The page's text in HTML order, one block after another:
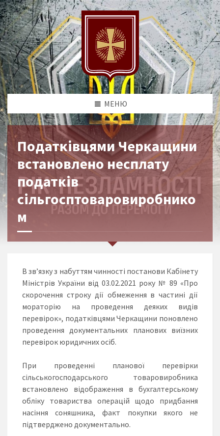
МЕНЮ
Податківцями Черкащини
встановлено несплату
податків
сільгосптоваровиробнико
м
В зв’язку з набуттям чинності постанови Кабінету
Міністрів України від 03.02.2021 року № 89 «Про
скорочення строку дії обмеження в частині дії
мораторію на проведення деяких видів
перевірок», податківцями Черкащини поновлено
проведення документальних планових виїзних
перевірок юридичних осіб.
При проведенні планової перевірки
сільськогосподарського товаровиробника
встановлено відображення в бухгалтерському
обліку товариства операцій щодо придбання
насіння соняшника, факт покупки якого не
підтверджено документально.